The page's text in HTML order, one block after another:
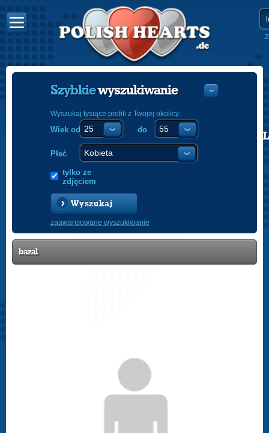
POLISH
Szybkiewyszukiwanie
Wyszukaj tysiące profili z Twojej okolicy:
Wiek od do
Płeć
tylko ze
zdjęciem
Wyszukaj
zaawansowane wyszukiwanie
bazal